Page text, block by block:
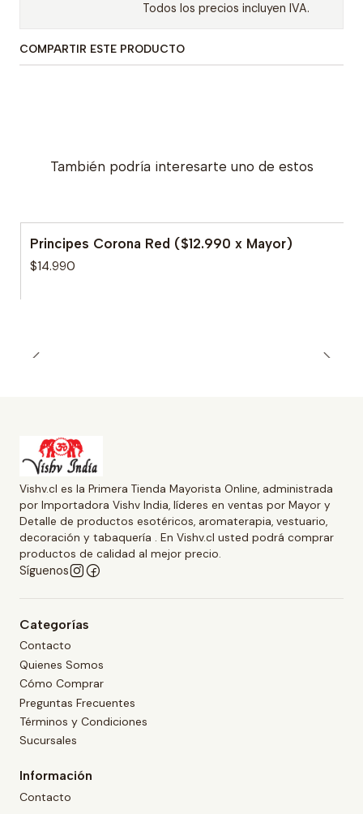
Todos los precios incluyen IVA.
COMPARTIR ESTE PRODUCTO
También podría interesarte uno de estos
Principes Corona Red ($12.990 x Mayor)
$14.990
Vishv.cl es la Primera Tienda Mayorista Online, administrada
por Importadora Vishv India, líderes en ventas por Mayor y
Detalle de productos esotéricos, aromaterapia, vestuario,
decoración y tabaquería . En Vishv.cl usted podrá comprar
productos de calidad al mejor precio.
Síguenos
Categorías
Contacto
Quienes Somos
Cómo Comprar
Preguntas Frecuentes
Términos y Condiciones
Sucursales
Información
Contacto